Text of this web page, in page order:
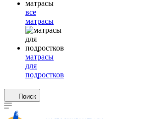
все
матрасы
матрасы
для
подростков
Поиск